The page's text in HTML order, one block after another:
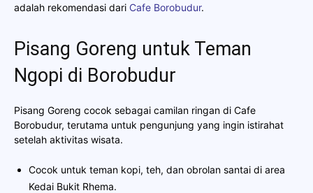
adalah rekomendasi dari Cafe Borobudur.
Pisang Goreng untuk Teman
Ngopi di Borobudur
Pisang Goreng cocok sebagai camilan ringan di Cafe
Borobudur, terutama untuk pengunjung yang ingin istirahat
setelah aktivitas wisata.
Cocok untuk teman kopi, teh, dan obrolan santai di area
Kedai Bukit Rhema.